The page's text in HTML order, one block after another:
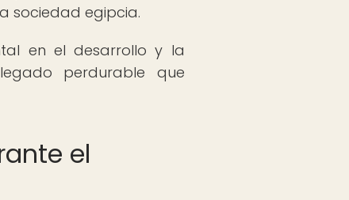
sociedad egipcia.
en el desarrollo y la
perdurable que
el